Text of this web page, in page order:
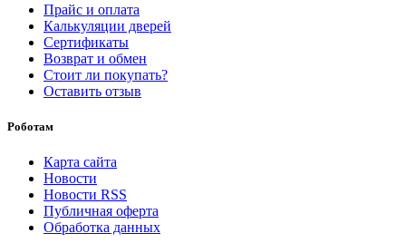
Прайс и оплата
Калькуляции дверей
Сертификаты
Возврат и обмен
Стоит ли покупать?
Оставить отзыв
Роботам
Карта сайта
Новости
Новости RSS
Публичная оферта
Обработка данных